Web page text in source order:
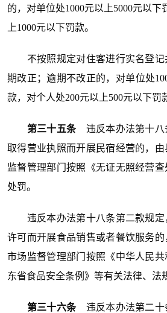
的，对单位处1000元以上5000元以下
上1000元以下罚款。
不按照规定对住客进行实名登记
期改正；逾期不改正的，对单位处
款，对个人处200元以上500元以下罚
第三十五条 违反本办法第十
取得营业执照而开展民宿经营的，
监督管理部门按照《无证无照经营
处罚。
违反本办法第十八条第二款规定
许可而开展食品销售或者餐饮服务
市场监督管理部门按照《中华人民
东省食品安全条例》等有关法律、法
第三十六条违反本办法第二十